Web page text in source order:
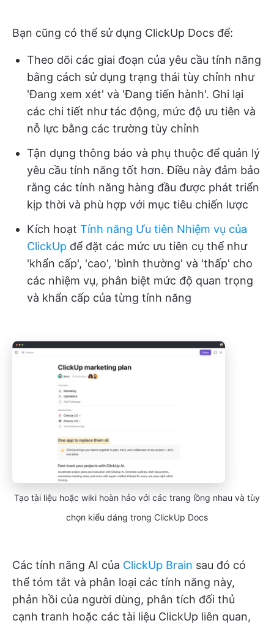
Bạn cũng có thể sử dụng ClickUp Docs để:
Theo dõi các giai đoạn của yêu cầu tính năng
bằng cách sử dụng trạng thái tùy chỉnh như
'Đang xem xét' và 'Đang tiến hành'. Ghi lại
các chi tiết như tác động, mức độ ưu tiên và
nỗ lực bằng các trường tùy chỉnh
Tận dụng thông báo và phụ thuộc để quản lý
yêu cầu tính năng tốt hơn. Điều này đảm bảo
rằng các tính năng hàng đầu được phát triển
kịp thời và phù hợp với mục tiêu chiến lược
Kích hoạt Tính năng Ưu tiên Nhiệm vụ của
ClickUp để đặt các mức ưu tiên cụ thể như
'khẩn cấp', 'cao', 'bình thường' và 'thấp' cho
các nhiệm vụ, phân biệt mức độ quan trọng
và khẩn cấp của từng tính năng
Tạo tài liệu hoặc wiki hoàn hảo với các trang lồng nhau và tùy
chọn kiểu dáng trong ClickUp Docs
Các tính năng AI của ClickUp Brain sau đó có
thể tóm tắt và phân loại các tính năng này,
phản hồi của người dùng, phân tích đối thủ
cạnh tranh hoặc các tài liệu ClickUp liên quan,